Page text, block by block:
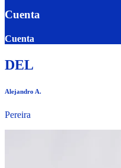
Cuenta
Cuenta
DEL
Alejandro A.
Pereira